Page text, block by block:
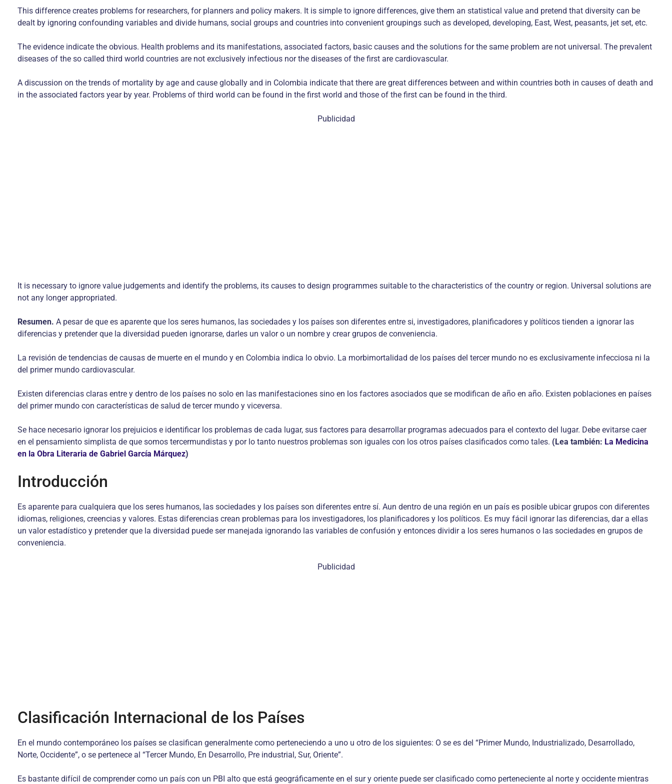
This difference creates problems for researchers, for planners and policy makers. It is simple to ignore differences, give them an statistical value and pretend that diversity can be
dealt by ignoring confounding variables and divide humans, social groups and countries into convenient groupings such as developed, developing, East, West, peasants, jet set, etc.
The evidence indicate the obvious. Health problems and its manifestations, associated factors, basic causes and the solutions for the same problem are not universal. The prevalent
diseases of the so called third world countries are not exclusively infectious nor the diseases of the first are cardiovascular.
A discussion on the trends of mortality by age and cause globally and in Colombia indicate that there are great differences between and within countries both in causes of death and
in the associated factors year by year. Problems of third world can be found in the first world and those of the first can be found in the third.
Publicidad
It is necessary to ignore value judgements and identify the problems, its causes to design programmes suitable to the characteristics of the country or region. Universal solutions are
not any longer appropriated.
Resumen. A pesar de que es aparente que los seres humanos, las sociedades y los países son diferentes entre si, investigadores, planificadores y políticos tienden a ignorar las
diferencias y pretender que la diversidad pueden ignorarse, darles un valor o un nombre y crear grupos de conveniencia.
La revisión de tendencias de causas de muerte en el mundo y en Colombia indica lo obvio. La morbimortalidad de los países del tercer mundo no es exclusivamente infecciosa ni la
del primer mundo cardiovascular.
Existen diferencias claras entre y dentro de los países no solo en las manifestaciones sino en los factores asociados que se modifican de año en año. Existen poblaciones en países
del primer mundo con características de salud de tercer mundo y viceversa.
Se hace necesario ignorar los prejuicios e identificar los problemas de cada lugar, sus factores para desarrollar programas adecuados para el contexto del lugar. Debe evitarse caer
en el pensamiento simplista de que somos tercermundistas y por lo tanto nuestros problemas son iguales con los otros países clasificados como tales. (Lea también: La Medicina
en la Obra Literaria de Gabriel García Márquez)
Introducción
Es aparente para cualquiera que los seres humanos, las sociedades y los países son diferentes entre sí. Aun dentro de una región en un país es posible ubicar grupos con diferentes
idiomas, religiones, creencias y valores. Estas diferencias crean problemas para los investigadores, los planificadores y los políticos. Es muy fácil ignorar las diferencias, dar a ellas
un valor estadístico y pretender que la diversidad puede ser manejada ignorando las variables de confusión y entonces dividir a los seres humanos o las sociedades en grupos de
conveniencia.
Publicidad
Clasificación Internacional de los Países
En el mundo contemporáneo los países se clasifican generalmente como perteneciendo a uno u otro de los siguientes: O se es del “Primer Mundo, Industrializado, Desarrollado,
Norte, Occidente”, o se pertenece al “Tercer Mundo, En Desarrollo, Pre industrial, Sur, Oriente”.
Es bastante difícil de comprender como un país con un PBI alto que está geográficamente en el sur y oriente puede ser clasificado como perteneciente al norte y occidente mientras